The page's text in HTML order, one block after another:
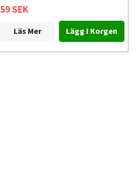
59 SEK
Läs Mer